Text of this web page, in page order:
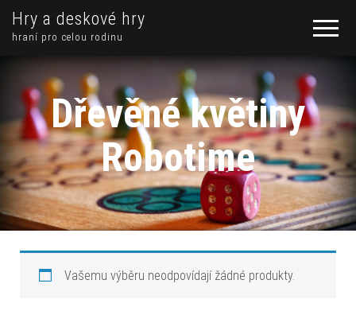
Hry a deskové hry
hraní pro celou rodinu
Dřevěné květiny
Robotime
Vašemu výběru neodpovídají žádné produkty.